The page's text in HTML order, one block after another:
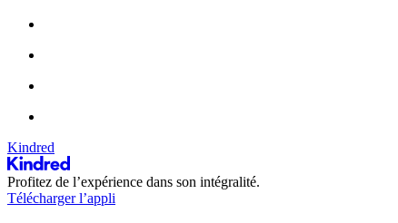
Kindred
Profitez de l’expérience dans son intégralité.
Télécharger l’appli